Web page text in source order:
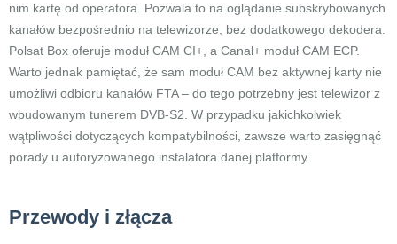
nim kartę od operatora. Pozwala to na oglądanie subskrybowanych
kanałów bezpośrednio na telewizorze, bez dodatkowego dekodera.
Polsat Box oferuje moduł CAM CI+, a Canal+ moduł CAM ECP.
Warto jednak pamiętać, że sam moduł CAM bez aktywnej karty nie
umożliwi odbioru kanałów FTA – do tego potrzebny jest telewizor z
wbudowanym tunerem DVB-S2. W przypadku jakichkolwiek
wątpliwości dotyczących kompatybilności, zawsze warto zasięgnąć
porady u autoryzowanego instalatora danej platformy.
Przewody i złącza